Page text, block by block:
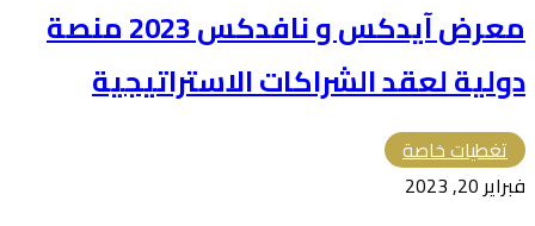
معرض آيدكس و نافدكس 2023 منصة
دولية لعقد الشراكات الاستراتيجية
تغطيات خاصة
فبراير 20, 2023